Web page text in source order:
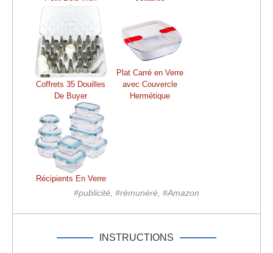
Coffrets 35 Douilles
De Buyer
Plat Carré en Verre
avec Couvercle
Hermétique
Récipients En Verre
#publicité, #rémunéré, #Amazon
INSTRUCTIONS